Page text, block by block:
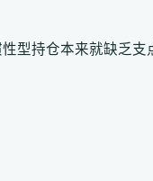
型持仓本来就缺乏支